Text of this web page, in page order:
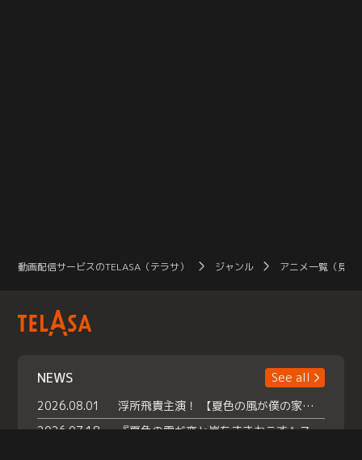
動画配信サービスのTELASA（テラサ） ジャンル アニメ一覧（見放
NEWS
See all
2026.08.01
浮所飛貴主演！ 【夏色の風が僕の家にやってきた】 本日よりテラサで独占配信スタート！
2026.07.18
『夏色の雲が恋と嵐をまきおこす』スペシャルメイキング 【Part1】2026年７月18日（土）23時30分～配信スタート！話題のシーンの裏側を大公開！豪華キャスト大集合！ 『武宮家 真夏の家族会議』開催！